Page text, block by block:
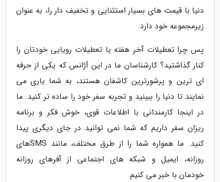
دنیا با قیمت های بسیار استثنایی و تخفیف دار را، به عنوان
زیرمجموعه خود دارد.
پس چرا تعطیلات آخر هفته یا تعطیلات رویایی خودتان را
کنار گذاشتید؟ کارشناسان ما در این آژانس که یکی از حرفه
ای ترین و پرشورترین کاشفان هستند، به شما یاری می
نمایند تا دنیا را ببینید و تجربه سفر خود را ساده تر کنید. ما
در اینجا کارمندانی با اطلاعات قوی، خوش فکر و برنامه
ریزان سفر داریم که شما نمی توانید در جای دیگری پیدا
کنید. ما همواره شما را از طرق مختلف، مانند SMSهای
روزانه، ایمیل و شبکه های اجتماعی از آفرهای روزانه
خودمان با خبر می کنیم.